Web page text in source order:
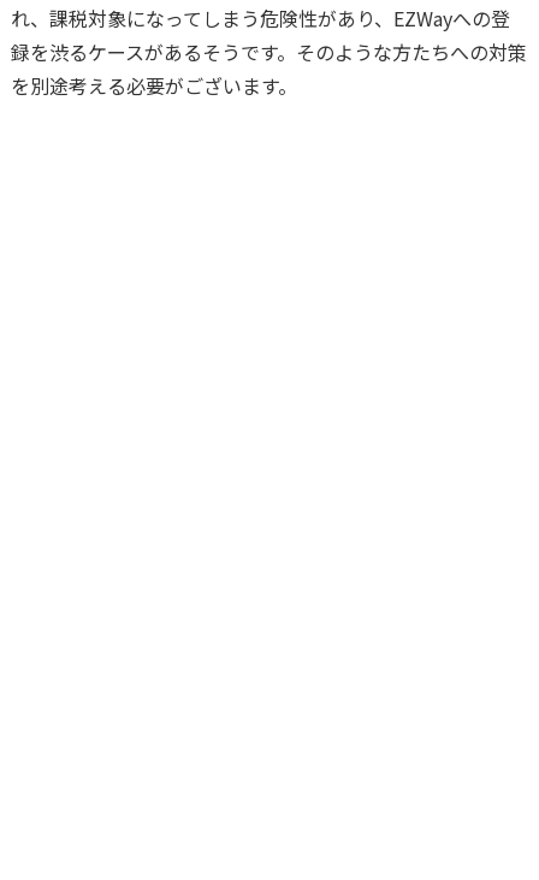
れ、課税対象になってしまう危険性があり、EZWayへの登
録を渋るケースがあるそうです。そのような方たちへの対策
を別途考える必要がございます。